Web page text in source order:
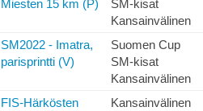
Miesten 15 km (P)
SM-kisat
Kansainvälinen
SM2022 - Imatra,
parisprintti (V)
Suomen Cup
SM-kisat
Kansainvälinen
FIS-Härkösten
Kansainvälinen